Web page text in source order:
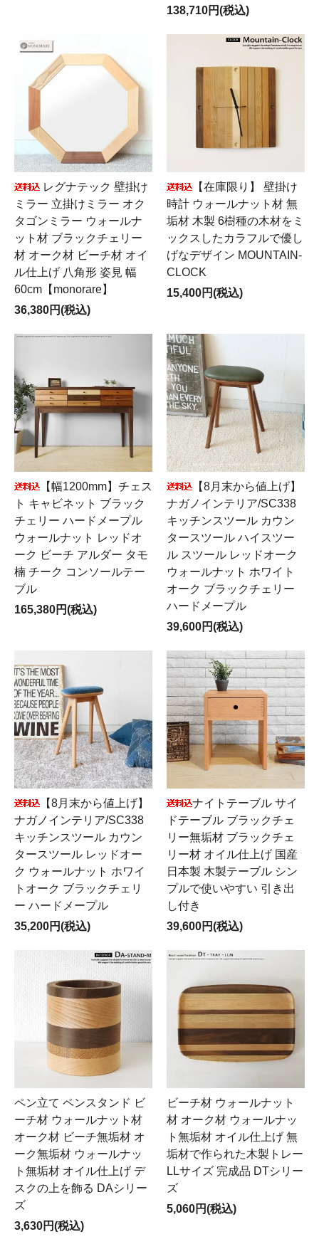
138,710円(税込)
レグナテック 壁掛け
ミラー 立掛けミラー オク
タゴンミラー ウォールナ
ット材 ブラックチェリー
材 オーク材 ビーチ材 オイ
ル仕上げ 八角形 姿見 幅
60cm【monorare】
36,380円(税込)
【在庫限り】 壁掛け
時計 ウォールナット材 無
垢材 木製 6樹種の木材をミ
ックスしたカラフルで優し
げなデザイン MOUNTAIN-
CLOCK
15,400円(税込)
【幅1200mm】チェス
ト キャビネット ブラック
チェリー ハードメープル
ウォールナット レッドオ
ーク ビーチ アルダー タモ
楠 チーク コンソールテー
ブル
165,380円(税込)
【8月末から値上げ】
ナガノインテリア/SC338
キッチンスツール カウン
タースツール ハイスツー
ル スツール レッドオーク
ウォールナット ホワイト
オーク ブラックチェリー
ハードメープル
39,600円(税込)
【8月末から値上げ】
ナガノインテリア/SC338
キッチンスツール カウン
タースツール レッドオー
ク ウォールナット ホワイ
トオーク ブラックチェリ
ー ハードメープル
35,200円(税込)
ナイトテーブル サイ
ドテーブル ブラックチェ
リー無垢材 ブラックチェ
リー材 オイル仕上げ 国産
日本製 木製テーブル シン
プルで使いやすい 引き出
し付き
39,600円(税込)
ペン立て ペンスタンド ビ
ーチ材 ウォールナット材
オーク材 ビーチ無垢材 オ
ーク無垢材 ウォールナッ
ト無垢材 オイル仕上げ デ
スクの上を飾る DAシリー
ズ
3,630円(税込)
ビーチ材 ウォールナット
材 オーク材 ウォールナッ
ト無垢材 オイル仕上げ 無
垢材で作られた木製トレー
LLサイズ 完成品 DTシリー
ズ
5,060円(税込)